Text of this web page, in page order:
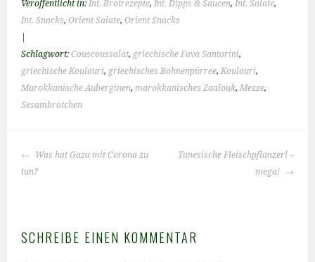
Veröffentlicht in: Int. Brotrezepte, Int. Dipps & Saucen, Int. Salate,
Int. Snacks,Orient Salate,Orient Snacks
Schlagwort:Couscoussalat, griechische Fava Santorini,
griechische Koulouri, griechisches Bohnenpürree, Koulouri,
Marokkanische Auberginen, marokkanisches Zaalouk, Mezze,
Sesambrötchen
BEITRAGS-
NAVIGATION
Was hat Gaza mit Corona zu
tun?
Tunesische Fleischpflanzerl –
mega!
SCHREIBE EINEN KOMMENTAR